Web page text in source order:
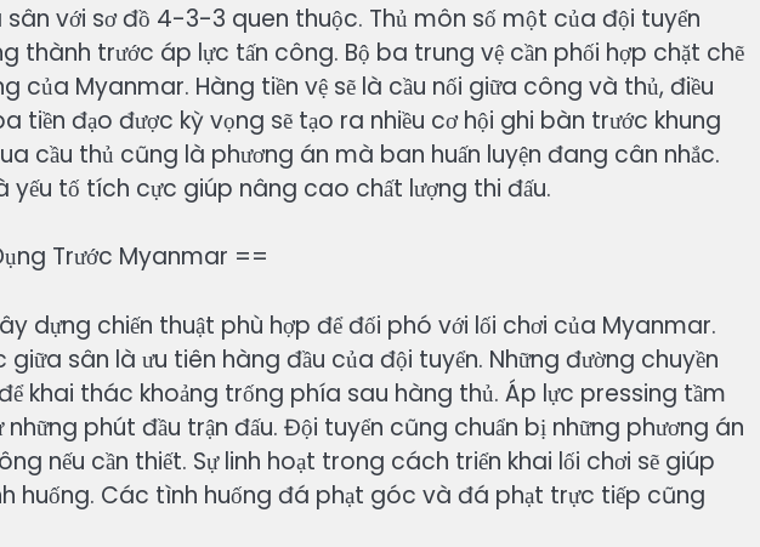
sân với sơ đồ 4-3-3 quen thuộc. Thủ môn số một của đội tuyển
thành trước áp lực tấn công. Bộ ba trung vệ cần phối hợp chặt chẽ
của Myanmar. Hàng tiền vệ sẽ là cầu nối giữa công và thủ, điều
tiền đạo được kỳ vọng sẽ tạo ra nhiều cơ hội ghi bàn trước khung
cầu thủ cũng là phương án mà ban huấn luyện đang cân nhắc.
yếu tố tích cực giúp nâng cao chất lượng thi đấu.
Trước Myanmar ==
dựng chiến thuật phù hợp để đối phó với lối chơi của Myanmar.
sân là ưu tiên hàng đầu của đội tuyển. Những đường chuyền
khai thác khoảng trống phía sau hàng thủ. Áp lực pressing tầm
phút đầu trận đấu. Đội tuyển cũng chuẩn bị những phương án
nếu cần thiết. Sự linh hoạt trong cách triển khai lối chơi sẽ giúp
huống. Các tình huống đá phạt góc và đá phạt trực tiếp cũng